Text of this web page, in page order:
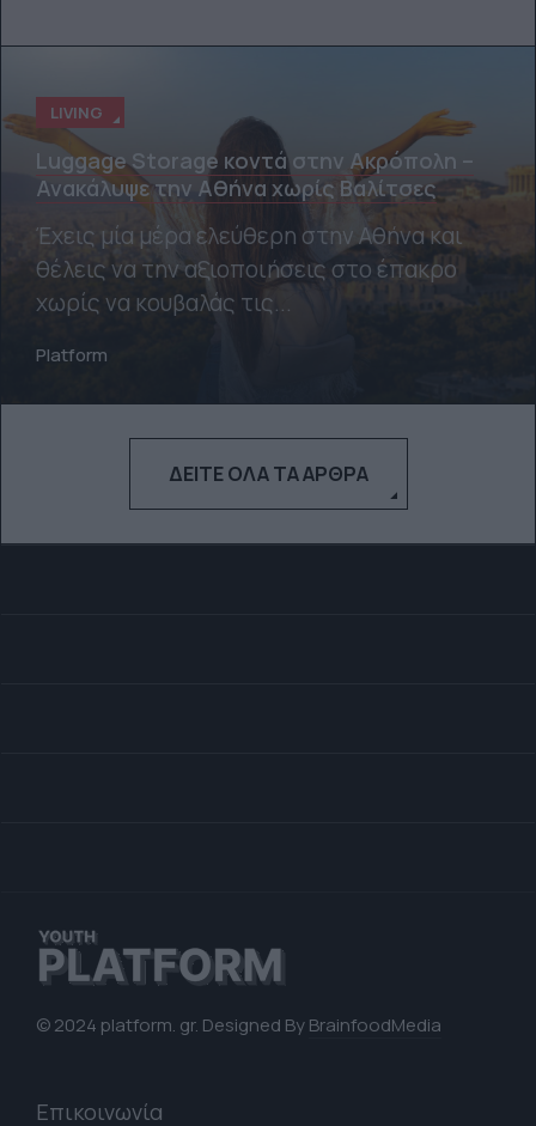
LIVING
Luggage Storage κοντά στην Ακρόπολη –
Ανακάλυψε την Αθήνα χωρίς Βαλίτσες
Έχεις μία μέρα ελεύθερη στην Αθήνα και
θέλεις να την αξιοποιήσεις στο έπακρο
χωρίς να κουβαλάς τις...
Platform
ΔΕΊΤΕ ΌΛΑ ΤΑ ΆΡΘΡΑ
© 2024 platform. gr. Designed ByBrainfoodMedia
Επικοινωνία